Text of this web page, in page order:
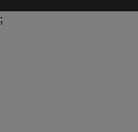
;